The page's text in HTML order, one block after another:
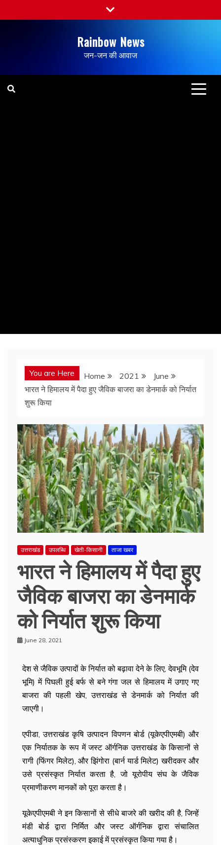
Rainbow News
जन-जन की आवाज
You are Here Home 2021
June
भारत ने हिमालय में पैदा हुए जैविक बाजरा का डेनमार्क को निर्यात
शुरू किया
उत्तराखंड उपलब्धि खेती-किसानी ताजा खबर
भारत ने हिमालय में पैदा हुए
जैविक बाजरा का डेनमार्क
को निर्यात शुरू किया
June 28, 2021
देश से जैविक उत्पादों के निर्यात को बढ़ावा देने के लिए, देवभूमि (देव
भूमि) में पिघली हुई बर्फ से बने गंगा जल से हिमालय में उगाए गए
बाजरा की पहली खेप, उत्तराखंड से डेनमार्क को निर्यात की
जाएगी।
एपीडा, उत्तराखंड कृषि उत्पादन विपणन बोर्ड (यूकेएपीएमबी) और
एक निर्यातक के रूप में जस्ट ऑर्गनिक उत्तराखंड के किसानों से
रागी (फिंगर मिलेट), और झिंगोरा (बार्न यार्ड मिलेट) खरीदकर और
उसे प्रसंस्कृत निर्यात करता है, जो यूरोपीय संघ के जैविक
प्रमाणीकरण मानकों को पूरा करता है।
यूकेएपीएमबी ने इन किसानों से सीधे बाजरे की खरीद की है, जिन्हें
मंडी बोर्ड द्वारा निर्मित और जस्ट ऑर्गनिक द्वारा संचालित
अत्याधुनिक प्रसंस्करण इकाई में प्रसंस्कृत किया गया है।